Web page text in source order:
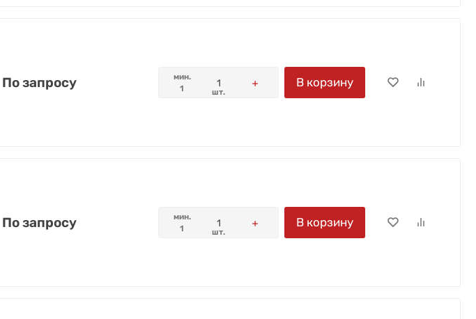
По запросу
мин.
1
шт.
В корзину
По запросу
мин.
1
шт.
В корзину